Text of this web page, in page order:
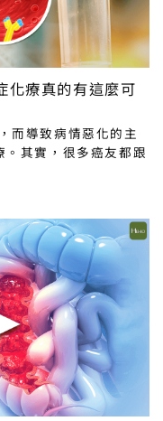
而導致病情惡化的主
其實，很多癌友都跟